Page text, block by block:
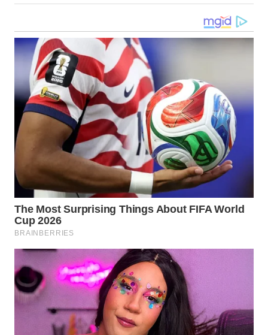
WN
WN
KALTARA
WN
KALSEL
KALTIM
WN
SULSEL
WN
WN
SULUT
MALUKU